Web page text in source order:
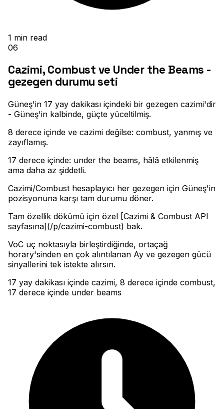
1 min read
06
Cazimi, Combust ve Under the Beams -
gezegen durumu seti
Güneş'in 17 yay dakikası içindeki bir gezegen cazimi'dir
- Güneş'in kalbinde, güçte yüceltilmiş.
8 derece içinde ve cazimi değilse: combust, yanmış ve
zayıflamış.
17 derece içinde: under the beams, hâlâ etkilenmiş
ama daha az şiddetli.
Cazimi/Combust hesaplayıcı her gezegen için Güneş'in
pozisyonuna karşı tam durumu döner.
Tam özellik dökümü için özel [Cazimi & Combust API
sayfasına](/p/cazimi-combust) bak.
VoC uç noktasıyla birleştirdiğinde, ortaçağ
horary'sinden en çok alıntılanan Ay ve gezegen gücü
sinyallerini tek istekte alırsın.
17 yay dakikası içinde cazimi, 8 derece içinde combust,
17 derece içinde under beams